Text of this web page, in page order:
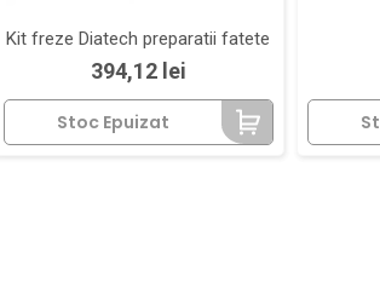
Kit freze Diatech preparatii fatete
Pret
394,12 lei
Stoc Epuizat